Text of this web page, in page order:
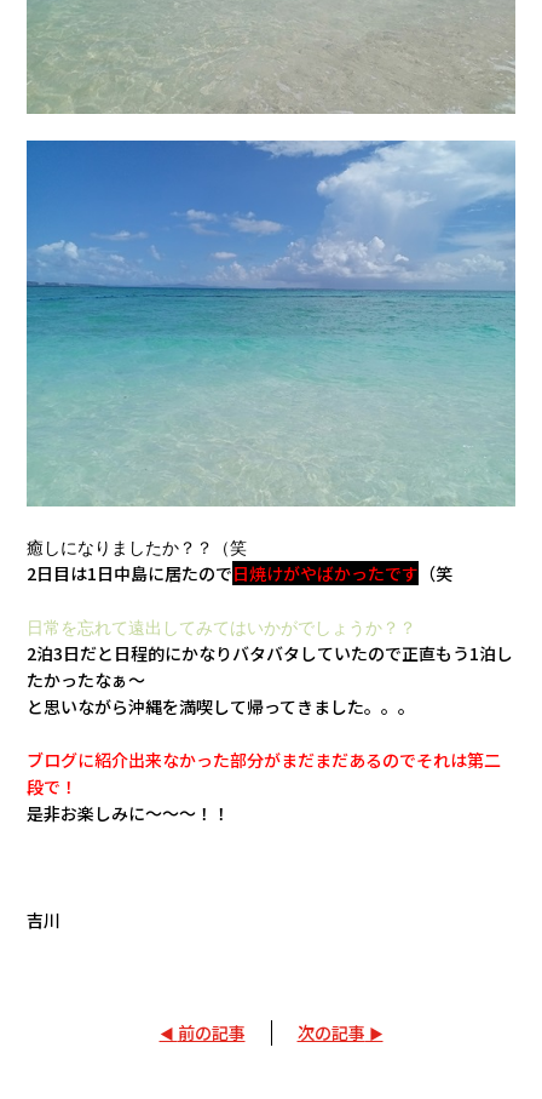
癒しになりましたか？？（笑
2日目は1日中島に居たので日焼けがやばかったです （笑
日常を忘れて遠出してみてはいかがでしょうか？？
2泊3日だと日程的にかなりバタバタしていたので正直もう1泊し
たかったなぁ～
と思いながら沖縄を満喫して帰ってきました。。。
ブログに紹介出来なかった部分がまだまだあるのでそれは第二
段で！
是非お楽しみに～～～！！
吉川
前の記事 次の記事